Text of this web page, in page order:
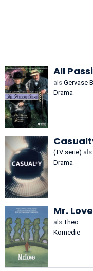
All
als Gervase
Drama
(TV serie) als
Drama
Mr.
alsTheo
Komedie